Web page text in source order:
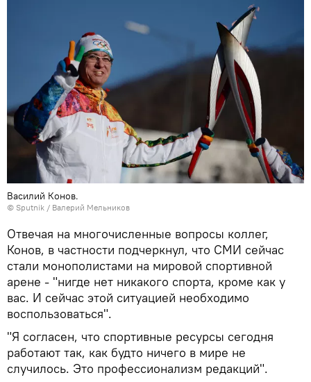
Василий Конов.
© Sputnik / Валерий Мельников
Отвечая на многочисленные вопросы коллег,
Конов, в частности подчеркнул, что СМИ сейчас
стали монополистами на мировой спортивной
арене - "нигде нет никакого спорта, кроме как у
вас. И сейчас этой ситуацией необходимо
воспользоваться".
"Я согласен, что спортивные ресурсы сегодня
работают так, как будто ничего в мире не
случилось. Это профессионализм редакций".